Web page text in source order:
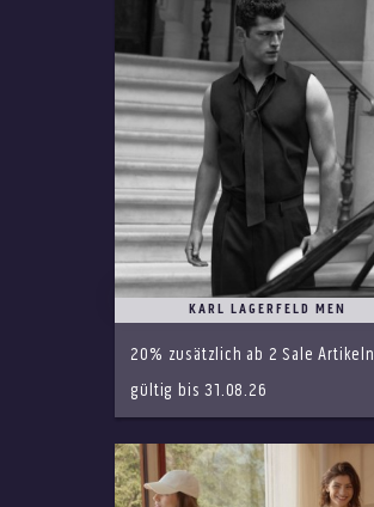
KARL LAGERFELD MEN
20% zusätzlich ab 2 Sale Artikeln
gültig bis 31.08.26